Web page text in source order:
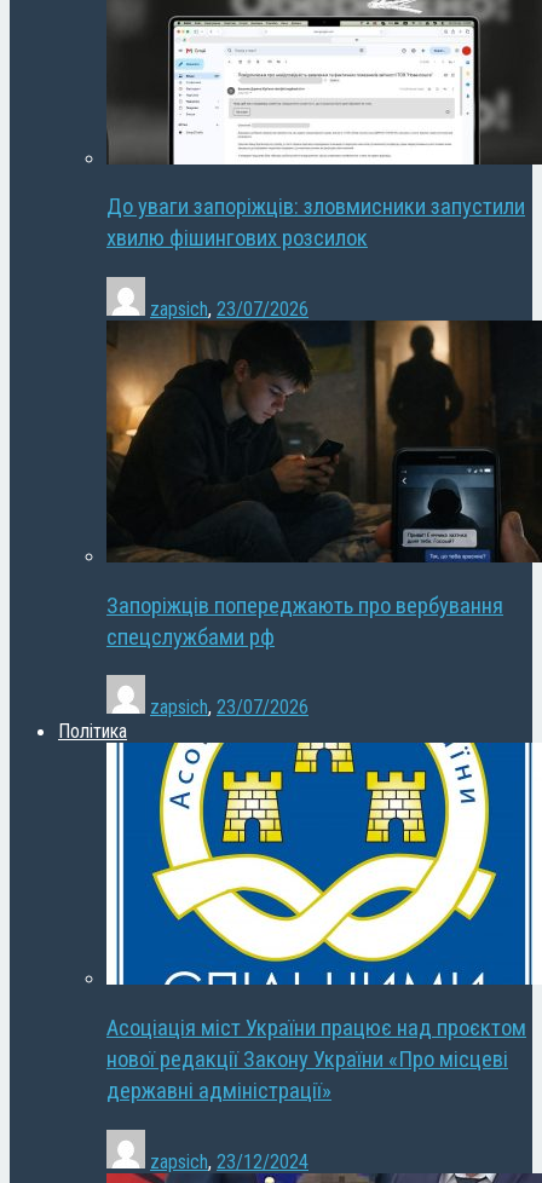
До уваги запоріжців: зловмисники запустили
хвилю фішингових розсилок
zapsich, 23/07/2026
Запоріжців попереджають про вербування
спецслужбами рф
zapsich, 23/07/2026
Політика
Асоціація міст України працює над проєктом
нової редакції Закону України «Про місцеві
державні адміністрації»
zapsich, 23/12/2024